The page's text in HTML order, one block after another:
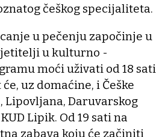
češkog specijaliteta.
u pečenju započinje u
u kulturno -
moći uživati od 18 sati
uz domaćine, i Češke
Lipovljana, Daruvarskog
Lipik. Od 19 sati na
zabava koju će začiniti